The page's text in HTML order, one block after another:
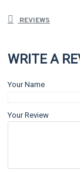
REVIEWS
WRITE A
Your Name
Your Review